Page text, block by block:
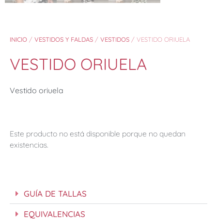
INICIO / VESTIDOS Y FALDAS / VESTIDOS / VESTIDO ORIUELA
VESTIDO ORIUELA
Vestido oriuela
Este producto no está disponible porque no quedan
existencias.
GUÍA DE TALLAS
EQUIVALENCIAS